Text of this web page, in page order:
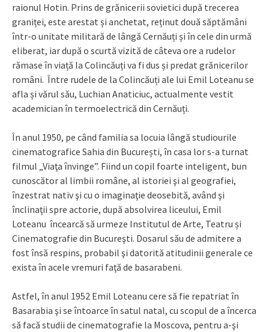
raionul Hotin. Prins de grănicerii sovietici după trecerea
graniței, este arestat și anchetat, reținut două săptămâni
într-o unitate militară de lângă Cernăuți și în cele din urmă
eliberat, iar după o scurtă vizită de câteva ore a rudelor
rămase în viață la Colincăuți va fi dus și predat grănicerilor
români. Între rudele de la Colincăuți ale lui Emil Loteanu se
afla și vărul său, Luchian Anaticiuc, actualmente vestit
academician în termoelectrică din Cernăuți.
În anul 1950, pe când familia sa locuia lângă studiourile
cinematografice Sahia din București, în casa lor s-a turnat
filmul „Viaţa învinge”. Fiind un copil foarte inteligent, bun
cunoscător al limbii române, al istoriei şi al geografiei,
înzestrat nativ şi cu o imaginaţie deosebită, având şi
înclinaţii spre actorie, după absolvirea liceului, Emil
Loteanu încearcă să urmeze Institutul de Arte, Teatru și
Cinematografie din Bucureşti. Dosarul său de admitere a
fost însă respins, probabil şi datorită atitudinii generale ce
exista în acele vremuri faţă de basarabeni.
Astfel, în anul 1952 Emil Loteanu cere să fie repatriat în
Basarabia şi se întoarce în satul natal, cu scopul de a încerca
să facă studii de cinematografie la Moscova, pentru a-şi